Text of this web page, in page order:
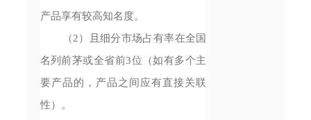
产品享有较高知名度。
（2）且细分市场占有率在全国
名列前茅或全省前3位（如有多个主
要产品的，产品之间应有直接关联
性）。